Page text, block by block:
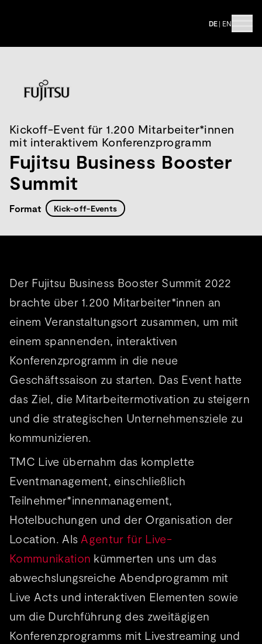
DE | EN
Kickoff-Event für 1.200 Mitarbeiter*innen
mit interaktivem Konferenzprogramm
Fujitsu Business Booster
Summit
Format Kick-off-Events
Der Fujitsu Business Booster Summit 2022
brachte über 1.200 Mitarbeiter*innen an
einem Veranstaltungsort zusammen, um mit
einem spannenden, interaktiven
Konferenzprogramm in die neue
Geschäftssaison zu starten. Das Event hatte
das Ziel, die Mitarbeitermotivation zu steigern
und die strategischen Unternehmensziele zu
kommunizieren.
TMC Live übernahm das komplette
Eventmanagement, einschließlich
Teilnehmer*innenmanagement,
Hotelbuchungen und der Organisation der
Location. Als Agentur für Live-
Kommunikation kümmerten uns um das
abwechslungsreiche Abendprogramm mit
Live Acts und interaktiven Elementen sowie
um die Durchführung des zweitägigen
Konferenzprogramms mit Livestreaming und